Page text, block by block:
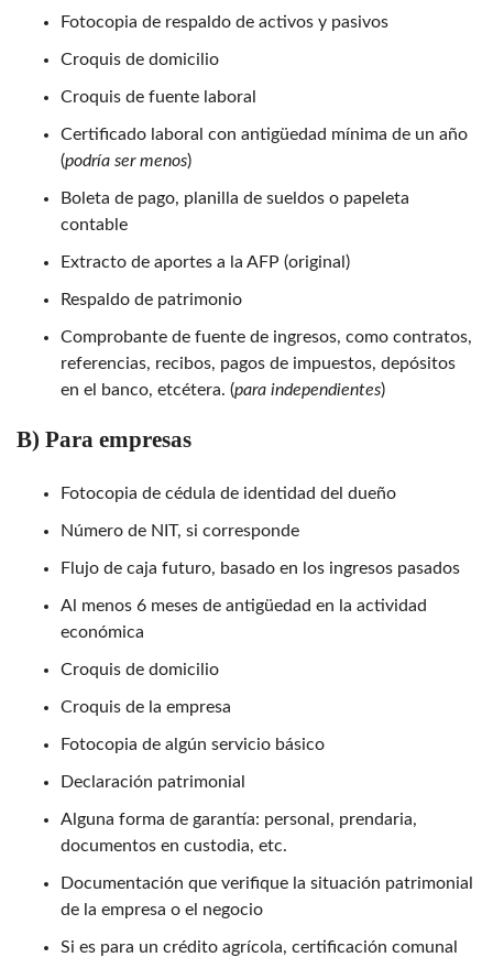
Fotocopia de respaldo de activos y pasivos
Croquis de domicilio
Croquis de fuente laboral
Certificado laboral con antigüedad mínima de un año
(podría ser menos)
Boleta de pago, planilla de sueldos o papeleta
contable
Extracto de aportes a la AFP (original)
Respaldo de patrimonio
Comprobante de fuente de ingresos, como contratos,
referencias, recibos, pagos de impuestos, depósitos
en el banco, etcétera. (para independientes)
B) Para empresas
Fotocopia de cédula de identidad del dueño
Número de NIT, si corresponde
Flujo de caja futuro, basado en los ingresos pasados
Al menos 6 meses de antigüedad en la actividad
económica
Croquis de domicilio
Croquis de la empresa
Fotocopia de algún servicio básico
Declaración patrimonial
Alguna forma de garantía: personal, prendaria,
documentos en custodia, etc.
Documentación que verifique la situación patrimonial
de la empresa o el negocio
Si es para un crédito agrícola, certificación comunal